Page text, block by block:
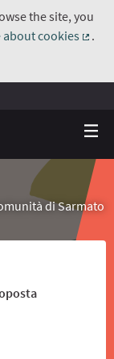
the site, you
cookies
.
di Sarmato